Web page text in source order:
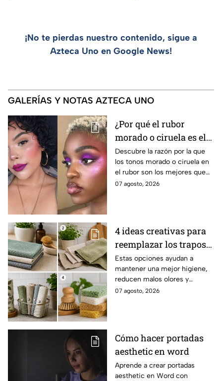
¡No te pierdas nuestro contenido, sigue a
Azteca Uno en Google News!
GALERÍAS Y NOTAS AZTECA UNO
¿Por qué el rubor
morado o ciruela es el
mejor secreto para
iluminar las pieles
morenas?
Descubre la razón por la que
los tonos morado o ciruela en
el rubor son los mejores que
puedes elegir si tienes la piel
07 agosto, 2026
4 ideas creativas para
reemplazar los trapos
de cocina por opciones
más saludables,
modernas y elegantes
Estas opciones ayudan a
mantener una mejor higiene,
reducen malos olores y
aportan un toque moderno a la
07 agosto, 2026
Cómo hacer portadas
aesthetic en word
Aprende a crear portadas
aesthetic en Word con